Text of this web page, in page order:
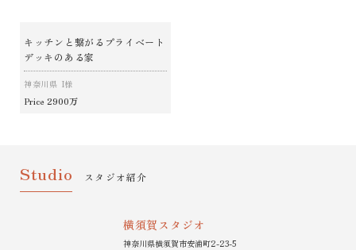
キッチンと繋がるプライベート
デッキのある家
神奈川県 I様
Price 2900万
Studio スタジオ紹介
横須賀スタジオ
神奈川県横須賀市安浦町2-23-5